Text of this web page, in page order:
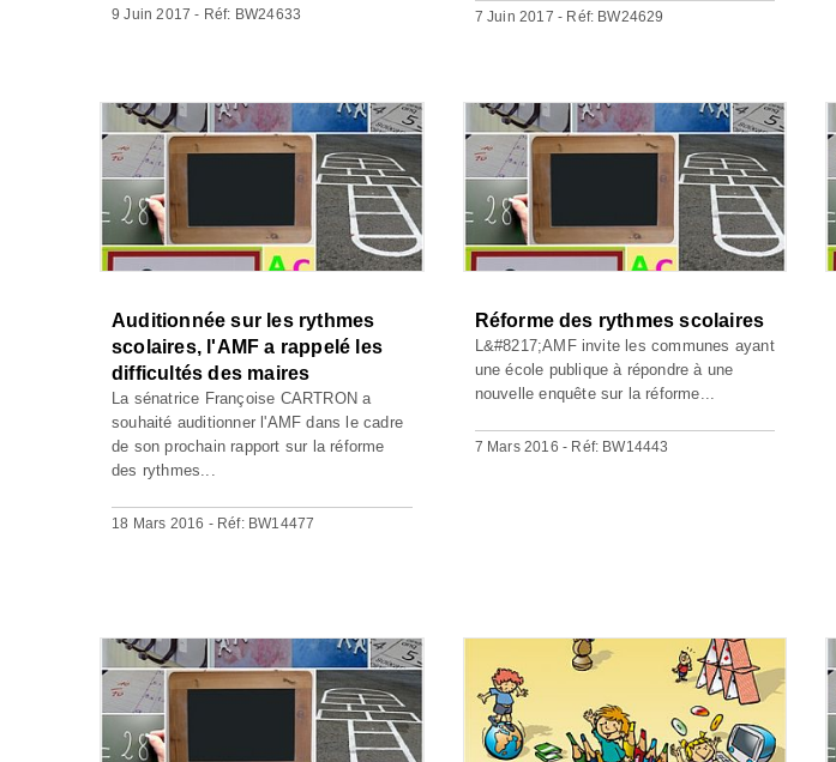
9 Juin 2017 - Réf: BW24633 7 Juin 2017 - Réf: BW24629
Auditionnée sur les rythmes
scolaires, l'AMF a rappelé les
difficultés des maires
La sénatrice Françoise CARTRON a
souhaité auditionner l'AMF dans le cadre
de son prochain rapport sur la réforme
des rythmes...
18 Mars 2016 - Réf: BW14477
Réforme des rythmes scolaires
L&#8217;AMF invite les communes ayant
une école publique à répondre à une
nouvelle enquête sur la réforme...
7 Mars 2016 - Réf: BW14443